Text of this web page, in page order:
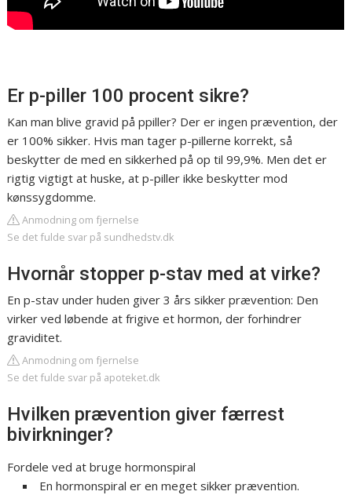
Er p-piller 100 procent sikre?
Kan man blive gravid på ppiller? Der er ingen prævention, der
er 100% sikker. Hvis man tager p-pillerne korrekt, så
beskytter de med en sikkerhed på op til 99,9%. Men det er
rigtig vigtigt at huske, at p-piller ikke beskytter mod
kønssygdomme.
Anmodning om fjernelse
Se det fulde svar på sundhedstv.dk
Hvornår stopper p-stav med at virke?
En p-stav under huden giver 3 års sikker prævention: Den
virker ved løbende at frigive et hormon, der forhindrer
graviditet.
Anmodning om fjernelse
Se det fulde svar på apoteket.dk
Hvilken prævention giver færrest
bivirkninger?
Fordele ved at bruge hormonspiral
En hormonspiral er en meget sikker prævention.